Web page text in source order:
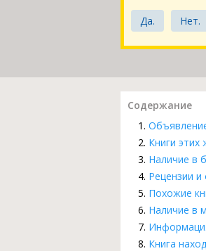
Да. Нет.
Содержание
Книги этих
Наличие в
Рецензии
Похожие
Наличие в
Книга